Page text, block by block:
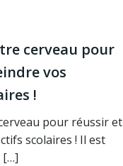
cerveau pour
vos
!
pour réussir et
scolaires ! Il est
[…]